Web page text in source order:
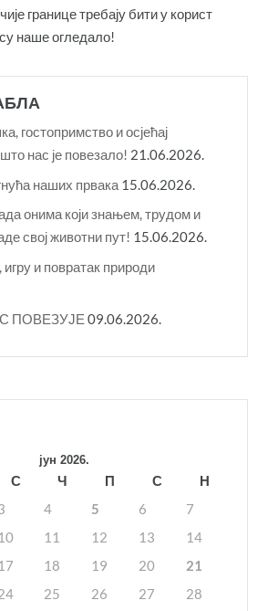
границе требају бити у корист
наше огледало!
гостопримство и осјећај
нас је повезало! 21.06.2026.
наших првака 15.06.2026.
онима који знањем, трудом и
свој животни пут! 15.06.2026.
и повратак природи
ПОВЕЗУЈЕ 09.06.2026.
јун 2026.
С Ч П С
Н
4 5 6
7
10 11 12 13
14
17 18 19 20
21
25 26 27
28